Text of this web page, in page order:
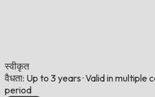
स्वीकृत
वैधता: Up to 3 years ·Valid in multiple
period